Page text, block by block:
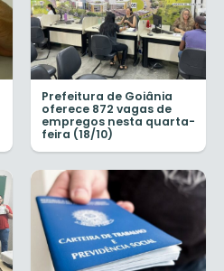
Prefeitura de Goiânia
oferece 872 vagas de
empregos nesta quarta-
feira (18/10)